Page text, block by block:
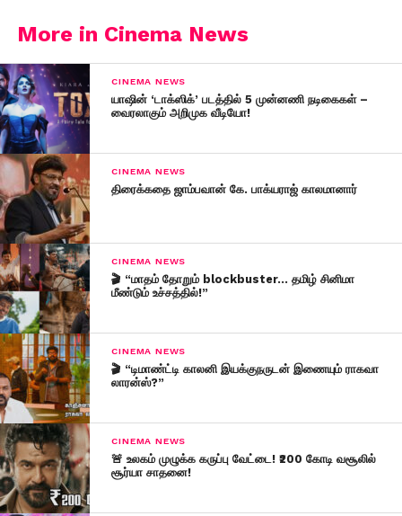
More in Cinema News
CINEMA NEWS
யாஷின் ‘டாக்ஸிக்’ படத்தில் 5 முன்னணி நடிகைகள் –
வைரலாகும் அறிமுக வீடியோ!
CINEMA NEWS
திரைக்கதை ஜாம்பவான் கே. பாக்யராஜ் காலமானார்
CINEMA NEWS
🎬 “மாதம் தோறும் blockbuster… தமிழ் சினிமா
மீண்டும் உச்சத்தில்!”
CINEMA NEWS
🎬 “டிமாண்ட்டி காலனி இயக்குநருடன் இணையும் ராகவா
லாரன்ஸ்?”
CINEMA NEWS
🚨 உலகம் முழுக்க கருப்பு வேட்டை! ₹200 கோடி வசூலில்
சூர்யா சாதனை!